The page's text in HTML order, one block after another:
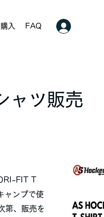
入 FAQ
ャツ販売
FIT T
ャンプで使
第、販売を